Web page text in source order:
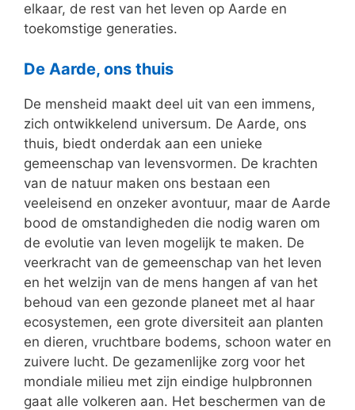
elkaar, de rest van het leven op Aarde en
toekomstige generaties.
De Aarde, ons thuis
De mensheid maakt deel uit van een immens,
zich ontwikkelend universum. De Aarde, ons
thuis, biedt onderdak aan een unieke
gemeenschap van levensvormen. De krachten
van de natuur maken ons bestaan een
veeleisend en onzeker avontuur, maar de Aarde
bood de omstandigheden die nodig waren om
de evolutie van leven mogelijk te maken. De
veerkracht van de gemeenschap van het leven
en het welzijn van de mens hangen af van het
behoud van een gezonde planeet met al haar
ecosystemen, een grote diversiteit aan planten
en dieren, vruchtbare bodems, schoon water en
zuivere lucht. De gezamenlijke zorg voor het
mondiale milieu met zijn eindige hulpbronnen
gaat alle volkeren aan. Het beschermen van de